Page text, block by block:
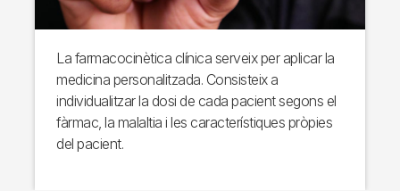
La farmacocinètica clínica serveix per aplicar la
medicina personalitzada. Consisteix a
individualitzar la dosi de cada pacient segons el
fàrmac, la malaltia i les característiques pròpies
del pacient.